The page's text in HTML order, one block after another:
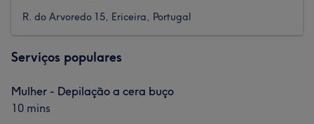
R. do Arvoredo 15, Ericeira, Portugal
Serviços populares
Mulher - Depilação a cera buço
10 mins